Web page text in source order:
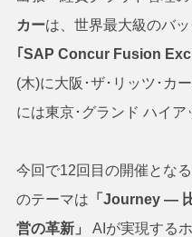
カーは、世界最大級のバ
｢ SAP Concur Fusion
(木)に大阪･ザ･リッツ･カ
には東京･グランド ハイア
今回で12回目の開催とな
のテーマは 「Journey ―
営の革新」
AIが実現する